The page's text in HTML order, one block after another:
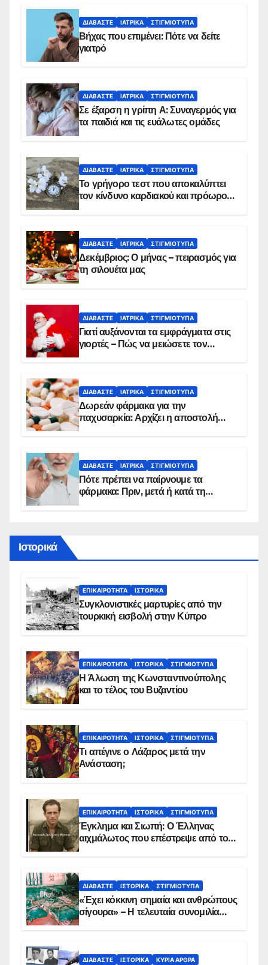
ΔΙΑΒΆΣΤΕ ΙΑΤΡΙΚΆ ΣΤΙΓΜΙΌΤΥΠΑ
Βήχας που επιμένει: Πότε να δείτε
γιατρό
ΔΙΑΒΆΣΤΕ ΙΑΤΡΙΚΆ ΣΤΙΓΜΙΌΤΥΠΑ
Σε έξαρση η γρίπη Α: Συναγερμός για
τα παιδιά και τις ευάλωτες ομάδες
ΔΙΑΒΆΣΤΕ ΙΑΤΡΙΚΆ ΣΤΙΓΜΙΌΤΥΠΑ
Το γρήγορο τεστ που αποκαλύπτει
τον κίνδυνο καρδιακού και πρόωρου
ΔΙΑΒΆΣΤΕ ΙΑΤΡΙΚΆ ΣΤΙΓΜΙΌΤΥΠΑ
Δεκέμβριος: Ο μήνας – πειρασμός για
τη σιλουέτα μας
ΔΙΑΒΆΣΤΕ ΙΑΤΡΙΚΆ ΣΤΙΓΜΙΌΤΥΠΑ
Γιατί αυξάνονται τα εμφράγματα στις
γιορτές – Πώς να μειώσετε τον
ΔΙΑΒΆΣΤΕ ΙΑΤΡΙΚΆ ΣΤΙΓΜΙΌΤΥΠΑ
Δωρεάν φάρμακα για την
παχυσαρκία: Αρχίζει η αποστολή
ΔΙΑΒΆΣΤΕ ΙΑΤΡΙΚΆ ΣΤΙΓΜΙΌΤΥΠΑ
Πότε πρέπει να παίρνουμε τα
φάρμακα: Πριν, μετά ή κατά τη
Ιστορικά
ΕΠΙΚΑΙΡΌΤΗΤΑ ΙΣΤΟΡΙΚΆ
Συγκλονιστικές μαρτυρίες από την
τουρκική εισβολή στην Κύπρο
ΕΠΙΚΑΙΡΌΤΗΤΑ ΙΣΤΟΡΙΚΆ ΣΤΙΓΜΙΌΤΥΠΑ
Η Άλωση της Κωνσταντινούπολης
και το τέλος του Βυζαντίου
ΕΠΙΚΑΙΡΌΤΗΤΑ ΙΣΤΟΡΙΚΆ ΣΤΙΓΜΙΌΤΥΠΑ
Τι απέγινε ο Λάζαρος μετά την
Ανάσταση;
ΕΠΙΚΑΙΡΌΤΗΤΑ ΙΣΤΟΡΙΚΆ ΣΤΙΓΜΙΌΤΥΠΑ
Έγκλημα και Σιωπή: Ο Έλληνας
αιχμάλωτος που επέστρεψε από το
ΔΙΑΒΆΣΤΕ ΙΣΤΟΡΙΚΆ ΣΤΙΓΜΙΌΤΥΠΑ
«Έχει κόκκινη σημαία και ανθρώπους
σίγουρα» – Η τελευταία συνομιλία
ΔΙΑΒΆΣΤΕ ΙΣΤΟΡΙΚΆ ΚΥΡΙΑ ΑΡΘΡΑ